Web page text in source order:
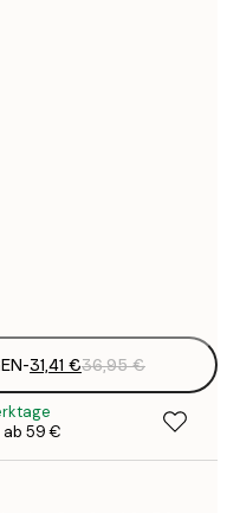
-31,41 €36,95 €
59 €